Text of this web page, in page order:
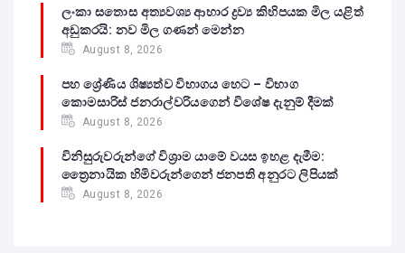
ලංකා සතොස අත්‍යවශ්‍ය ආහාර ද්‍රව්‍ය කිහිපයක මිල යළිත්
අඩුකරයි: නව මිල ගණන් මෙන්න
August 8, 2026
පහ ශ්‍රේණිය ශිෂ්‍යත්ව විභාගය හෙට – විභාග
කොමසාරිස් ජනරාල්වරියගෙන් විශේෂ දැනුම් දීමක්
August 8, 2026
විනිසුරුවරුන්ගේ විශ්‍රාම යාමේ වයස ඉහළ දැමීම:
ත්‍රෛනායික හිමිවරුන්ගෙන් ජනපති අනුරට ලිපියක්
August 8, 2026